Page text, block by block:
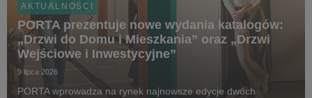
AKTUALNOŚCI
PORTA prezentuje nowe wydania katalogów:
„Drzwi do Domu i Mieszkania” oraz „Drzwi
Wejściowe i Inwestycyjne”
9 lipca 2026
PORTA wprowadza na rynek najnowsze edycje dwóch